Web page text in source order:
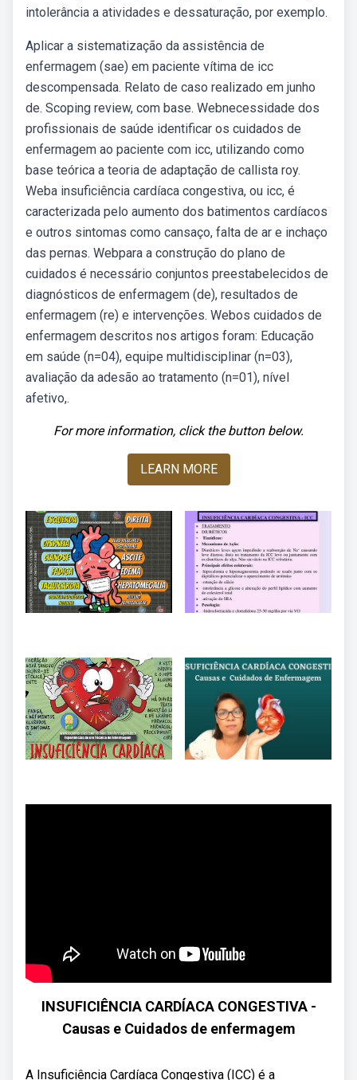
intolerância a atividades e dessaturação, por exemplo.
Aplicar a sistematização da assistência de
enfermagem (sae) em paciente vítima de icc
descompensada. Relato de caso realizado em junho
de. Scoping review, com base. Webnecessidade dos
profissionais de saúde identificar os cuidados de
enfermagem ao paciente com icc, utilizando como
base teórica a teoria de adaptação de callista roy.
Weba insuficiência cardíaca congestiva, ou icc, é
caracterizada pelo aumento dos batimentos cardíacos
e outros sintomas como cansaço, falta de ar e inchaço
das pernas. Webpara a construção do plano de
cuidados é necessário conjuntos preestabelecidos de
diagnósticos de enfermagem (de), resultados de
enfermagem (re) e intervenções. Webos cuidados de
enfermagem descritos nos artigos foram: Educação
em saúde (n=04), equipe multidisciplinar (n=03),
avaliação da adesão ao tratamento (n=01), nível
afetivo,.
For more information, click the button below.
LEARN MORE
INSUFICIÊNCIA CARDÍACA CONGESTIVA -
Causas e Cuidados de enfermagem
A Insuficiência Cardíaca Congestiva (ICC) é a